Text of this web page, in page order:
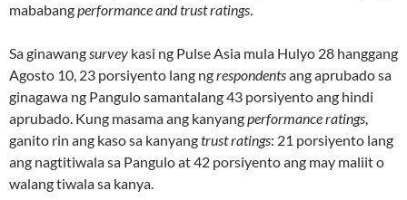
mababangperformance and trust ratings.
Sa ginawangsurvey kasi ng Pulse Asia mula Hulyo 28 hanggang
Agosto 10, 23 porsiyento lang ngrespondentsang aprubado sa
ginagawa ng Pangulo samantalang 43 porsiyento ang hindi
aprubado. Kung masama ang kanyangperformance ratings,
ganito rin ang kaso sa kanyangtrust ratings: 21 porsiyento lang
ang nagtitiwala sa Pangulo at 42 porsiyento ang may maliit o
walang tiwala sa kanya.